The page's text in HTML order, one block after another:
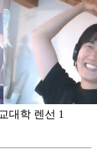
대학 렌선 1